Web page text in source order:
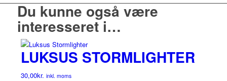
Du kunne også være
interesseret i…
LUKSUS STORMLIGHTER
30,00kr. inkl. moms